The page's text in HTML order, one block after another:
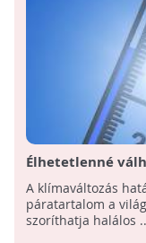
Élhetetlenné
klímaváltozás
A klímaváltozás
páratartalom a
szoríthatja halálos